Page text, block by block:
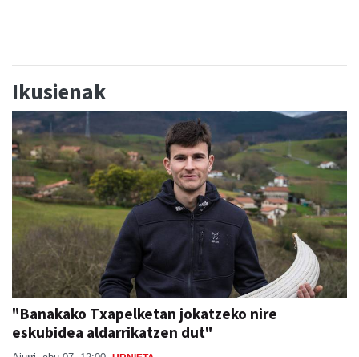
Ikusienak
"Banakako Txapelketan jokatzeko nire
eskubidea aldarrikatzen dut"